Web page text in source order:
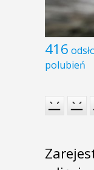
416
polubień